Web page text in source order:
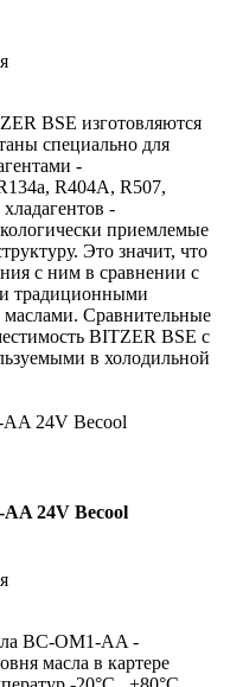
BSE изготовляются
специально для
-
R404A, R507,
-
приемлемые
Это значит, что
с ним в сравнении с
традиционными
Сравнительные
BITZER BSE с
в холодильной
24V Becool
BC-OM1-AA -
масла в картере